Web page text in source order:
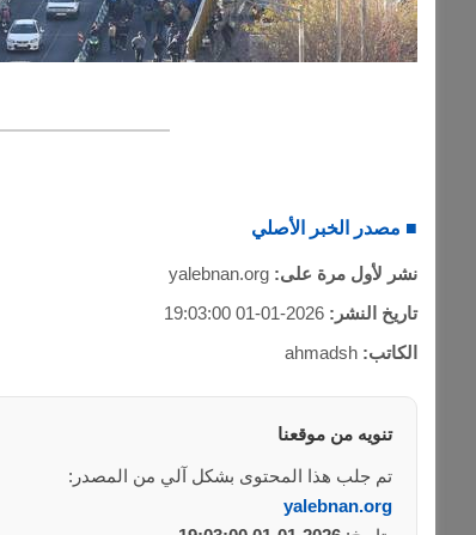
■ مصدر الخبر الأصلي
نشر لأول مرة على: yalebnan.org
تاريخ النشر: 2026-01-01 19:03:00
الكاتب: ahmadsh
تنويه من موقعنا
تم جلب هذا المحتوى بشكل آلي من المصدر:
yalebnan.org